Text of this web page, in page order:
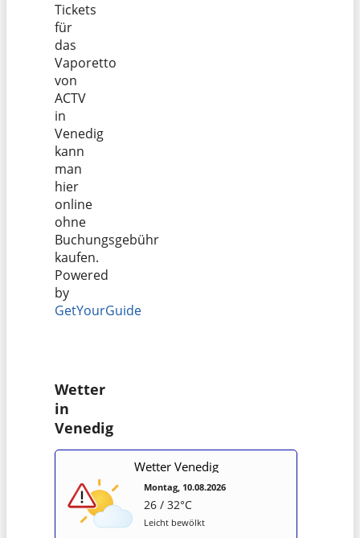
Tickets
für
das
Vaporetto
von
ACTV
in
Venedig
kann
man
hier
online
ohne
Buchungsgebühr
kaufen.
Powered
by
GetYourGuide
Wetter
in
Venedig
Wetter Venedig
Montag, 10.08.2026
26 / 32°C
Leicht bewölkt